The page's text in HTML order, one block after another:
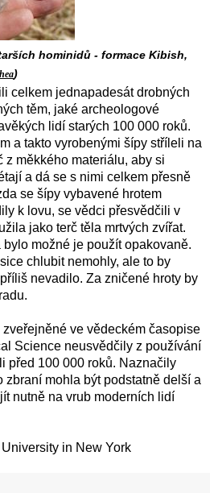
hominidů - formace Kibish,
)
celkem jednapadesát drobných
těm, jaké archeologové
lidí starých 100 000 roků.
a takto vyrobenými šípy stříleli na
z měkkého materiálu, aby si
a dá se s nimi celkem přesně
se šípy vybavené hrotem
k lovu, se vědci přesvědčili v
jako terč těla mrtvých zvířat.
bylo možné je použít opakovaně.
chlubit nemohly, ale to by
nevadilo. Za zničené hroty by
ve vědeckém časopise
Science neusvědčily z používání
před 100 000 roků. Naznačily
zbraní mohla být podstatně delší a
nutně na vrub moderních lidí
in New York